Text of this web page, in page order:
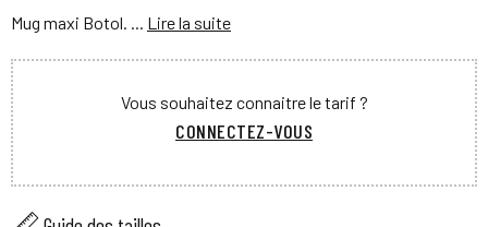
Mug maxi Botol. ... Lire la suite
Vous souhaitez connaitre le tarif ?
CONNECTEZ-VOUS